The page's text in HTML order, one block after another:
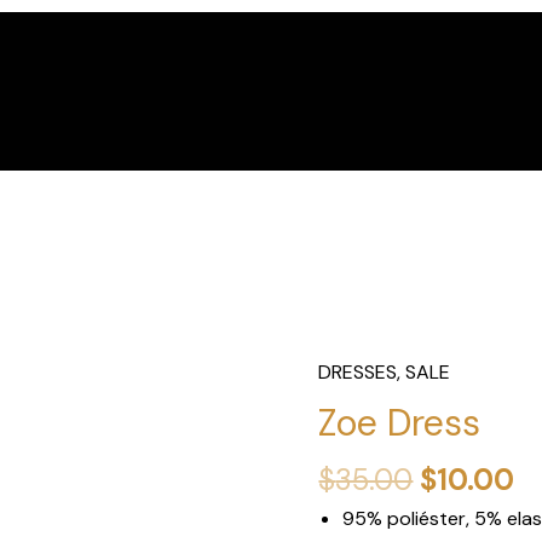
DRESSES,SALE
Zoe Dress
$35.00 El
precio
$10.00
95% poliéster, 5%